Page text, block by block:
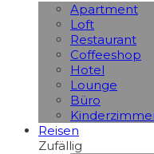
Apart­ment
Loft
Restaurant
Coffeeshop
Hotel
Lounge
Büro
Reisen
Zufällig